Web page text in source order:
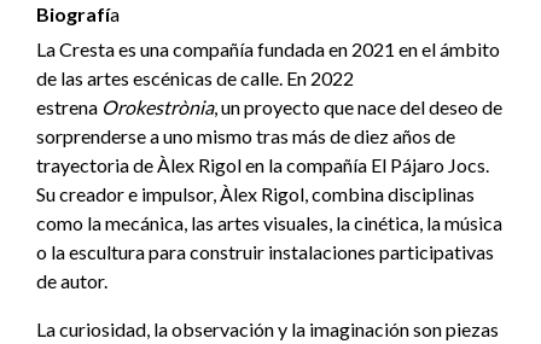
Biografía
La Cresta es una compañía fundada en 2021 en el ámbito
de las artes escénicas de calle. En 2022
estrena Orokestrònia, un proyecto que nace del deseo de
sorprenderse a uno mismo tras más de diez años de
trayectoria de Àlex Rigol en la compañía El Pájaro Jocs.
Su creador e impulsor, Àlex Rigol, combina disciplinas
como la mecánica, las artes visuales, la cinética, la música
o la escultura para construir instalaciones participativas
de autor.
La curiosidad, la observación y la imaginación son piezas